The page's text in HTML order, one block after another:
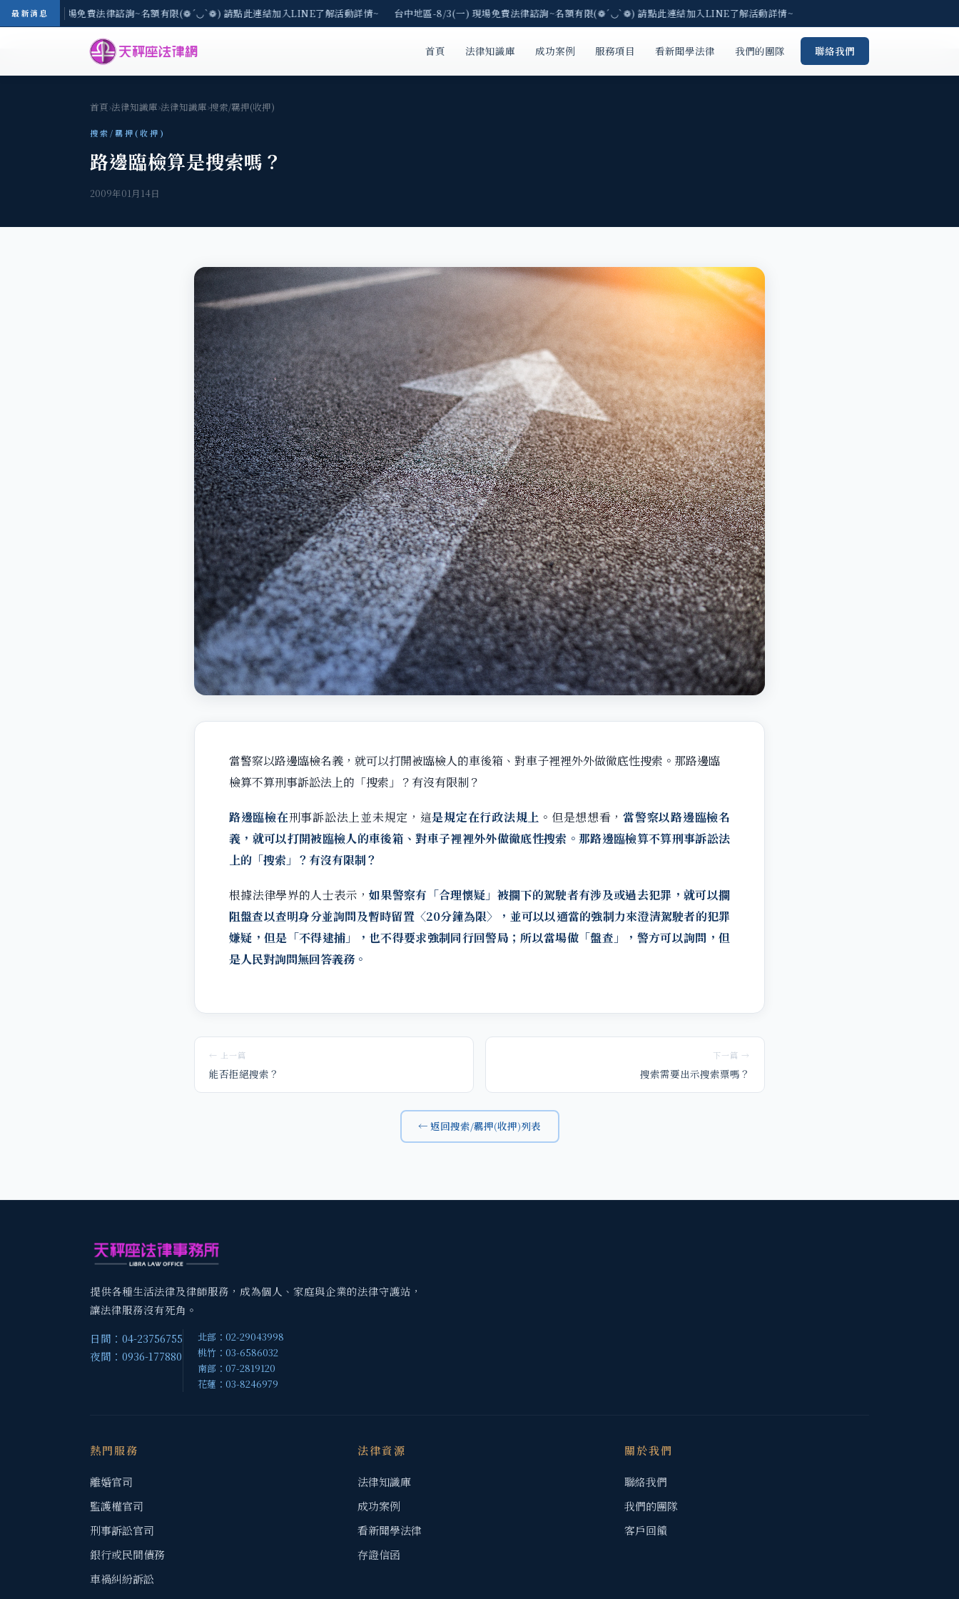
最新消息
-8/3(一) 現場免費法律諮詢~名額有限(❁´◡`❁) 請點此連結加入LINE了解活動詳情~ 台中地區-8/3(一) 現場免費法律諮詢~名額有限(❁´◡`❁) 請點此連結加入LINE了解活動詳情~
首頁 法律知識庫 成功案例 服務項目 看新聞學法律 我們的團隊 聯絡我們
首頁›法律知識庫›法律知識庫›搜索/羈押(收押)
搜索/羈押(收押)
路邊臨檢算是搜索嗎？
2009年01月14日
當警察以路邊臨檢名義，就可以打開被臨檢人的車後箱、對車子裡裡外外做徹底性搜索。那路邊臨
檢算不算刑事訴訟法上的「搜索」？有沒有限制？
路邊臨檢在刑事訴訟法上並未規定，這是規定在行政法規上 。但是想想看，當警察以路邊臨檢名
義，就可以打開被臨檢人的車後箱、對車子裡裡外外做徹底性搜索。那路邊臨檢算不算刑事訴訟法
上的「搜索」？有沒有限制？
根據法律學界的人士表示， 如果警察有「合理懷疑」被攔下的駕駛者有涉及或過去犯罪，就可以攔
阻盤查以查明身分並詢問及暫時留置〈20分鐘為限〉，並可以以適當的強制力來澄清駕駛者的犯罪
嫌疑，但是「不得逮捕」，也不得要求強制同行回警局；所以當場做「盤查」，警方可以詢問，但
是人民對詢問無回答義務。
← 上一篇
能否拒絕搜索？
下一篇 →
搜索需要出示搜索票嗎？
← 返回搜索/羈押(收押)列表
提供各種生活法律及律師服務，成為個人、家庭與企業的法律守護站，
讓法律服務沒有死角。
日間：04-23756755
夜間：0936-177880
北部：02-29043998
桃竹：03-6586032
南部：07-2819120
花蓮：03-8246979
熱門服務
離婚官司
監護權官司
刑事訴訟官司
銀行或民間債務
車禍糾紛訴訟
法律資源
法律知識庫
成功案例
看新聞學法律
存證信函
關於我們
聯絡我們
我們的團隊
客戶回饋